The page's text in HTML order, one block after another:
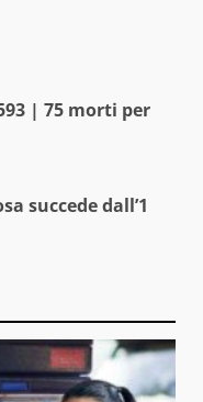
| 75 morti per
succede dall’1